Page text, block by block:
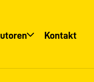
Kontakt